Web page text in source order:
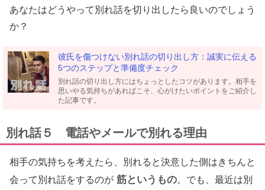
あなたはどうやって別れ話を切り出したら良いのでしょう
か？
彼氏を傷つけない別れ話の切り出し方：誠実に伝える
5つのステップと準備度チェック
別れ話の切り出し方にはちょっとしたコツがあります。相手を
思いやる気持ちがあればこそ、心がけたいポイントをご紹介し
た記事です。
別れ話５ 電話やメールで別れる理由
相手の気持ちを考えたら、別れると決意した側はきちんと
会って別れ話をするのが 筋というもの。でも、最近は別